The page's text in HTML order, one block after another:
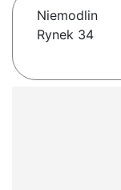
Niemodlin
Rynek 34